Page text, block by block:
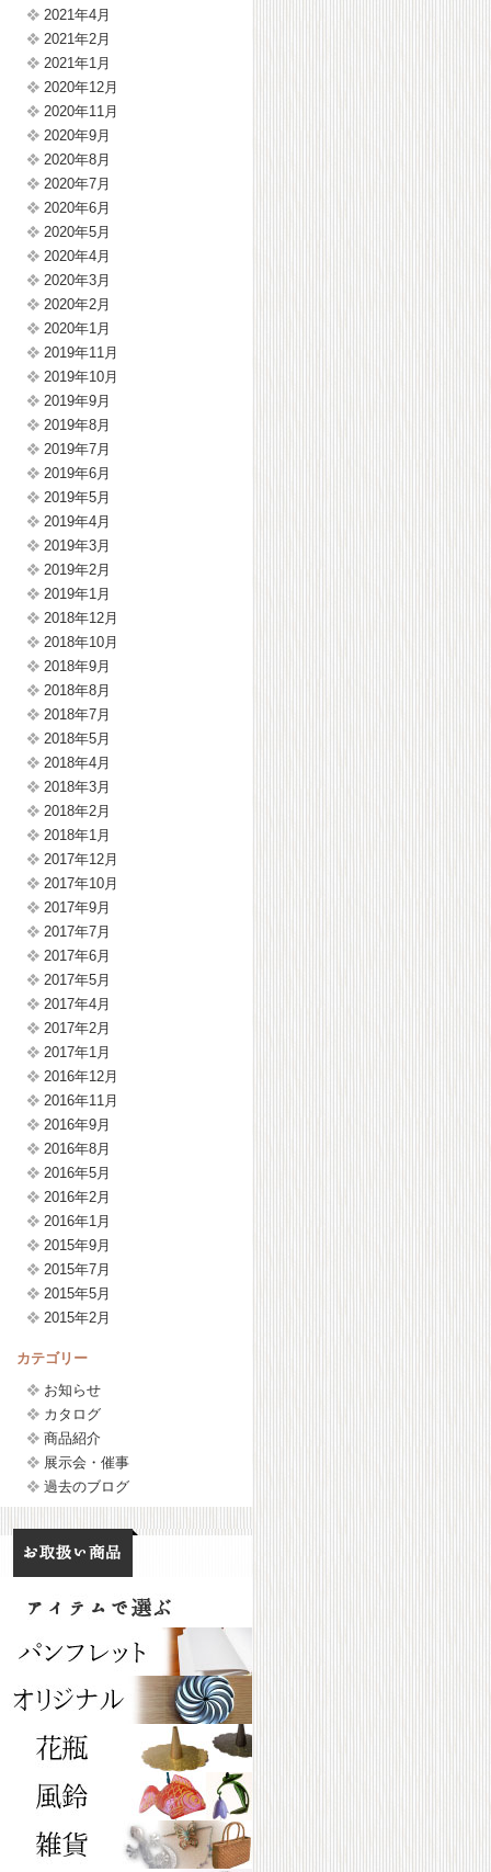
2021年4月
2021年2月
2021年1月
2020年12月
2020年11月
2020年9月
2020年8月
2020年7月
2020年6月
2020年5月
2020年4月
2020年3月
2020年2月
2020年1月
2019年11月
2019年10月
2019年9月
2019年8月
2019年7月
2019年6月
2019年5月
2019年4月
2019年3月
2019年2月
2019年1月
2018年12月
2018年10月
2018年9月
2018年8月
2018年7月
2018年5月
2018年4月
2018年3月
2018年2月
2018年1月
2017年12月
2017年10月
2017年9月
2017年7月
2017年6月
2017年5月
2017年4月
2017年2月
2017年1月
2016年12月
2016年11月
2016年9月
2016年8月
2016年5月
2016年2月
2016年1月
2015年9月
2015年7月
2015年5月
2015年2月
カテゴリー
お知らせ
カタログ
商品紹介
展示会・催事
過去のブログ